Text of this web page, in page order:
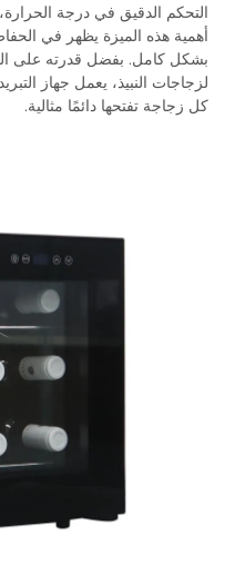
التحكم الدقيق في درجة
أهمية هذه الميزة يظهر في
بشكل كامل. بفضل قدرته على
لزجاجات النبيذ، يعمل جهاز
كل زجاجة تفتحها دائمًا مثالية.